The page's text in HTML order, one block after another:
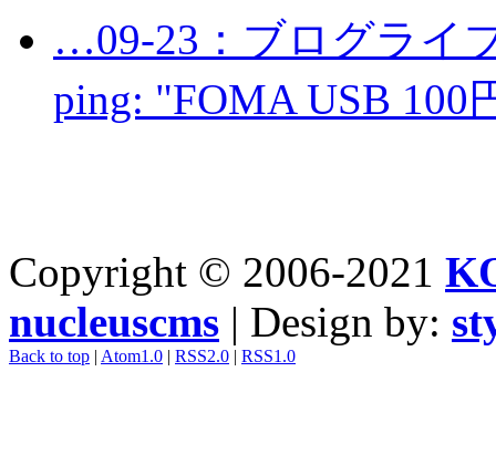
…09-23：ブログライ
ping: "FOMA USB 100
Copyright © 2006-2021
nucleuscms | Design by:
Back to top | Atom1.0 | RSS2.0 | RSS1.0